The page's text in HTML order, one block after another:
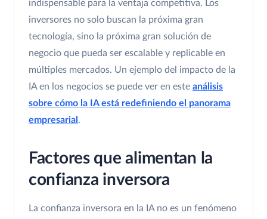
indispensable para la ventaja competitiva. Los
inversores no solo buscan la próxima gran
tecnología, sino la próxima gran solución de
negocio que pueda ser escalable y replicable en
múltiples mercados. Un ejemplo del impacto de la
IA en los negocios se puede ver en este análisis
sobre cómo la IA está redefiniendo el panorama
empresarial .
Factores que alimentan la
confianza inversora
La confianza inversora en la IA no es un fenómeno